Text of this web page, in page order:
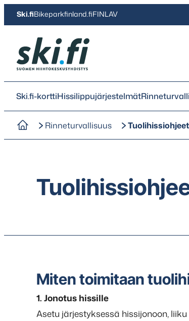
Siirry
sisältöön
Ski.fiBikeparkfinland.fiFINLAV
Ski.fi
Ski.fi-korttiHissilippujärjestelmät
Rinneturvallisuus Tuolihissiohjeet
Miten toimitaan
1. Jonotus hissille
Asetu järjestyksessä hissijonoon,